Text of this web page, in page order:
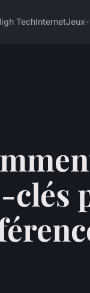
TechInternet
clés